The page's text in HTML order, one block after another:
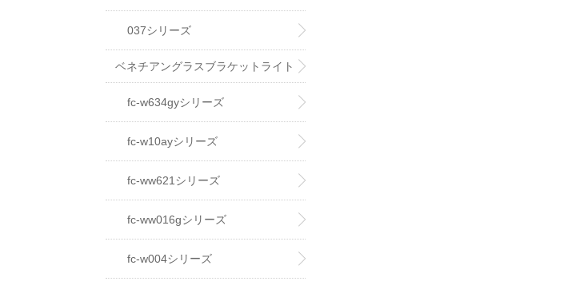
037シリーズ
ベネチアングラスブラケットライト
fc-w634gyシリーズ
fc-w10ayシリーズ
fc-ww621シリーズ
fc-ww016gシリーズ
fc-w004シリーズ